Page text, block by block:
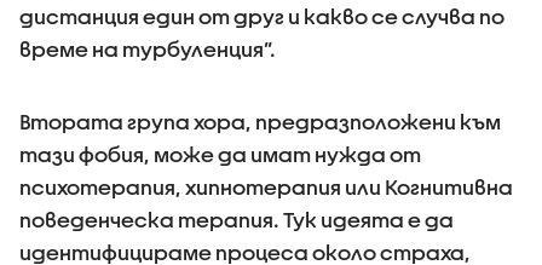
дистанция един от друг и какво се случва по
време на турбуленция”.
Втората група хора, предразположени към
тази фобия, може да имат нужда от
психотерапия, хипнотерапия или Когнитивна
поведенческа терапия. Тук идеята е да
идентифицираме процеса около страха,